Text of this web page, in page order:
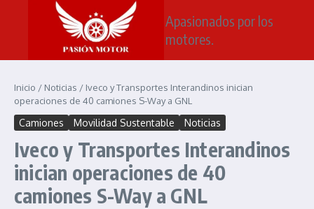
Saltar al contenido
Apasionados por los
motores.
Inicio / Noticias / Iveco y Transportes Interandinos inician
operaciones de 40 camiones S-Way a GNL
Camiones Movilidad Sustentable Noticias
Iveco y Transportes Interandinos
inician operaciones de 40
camiones S-Way a GNL